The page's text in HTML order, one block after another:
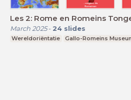
Les 2: Rome en Romeins
March 2025- 24 slides
Wereldoriëntatie Gallo-Romeins